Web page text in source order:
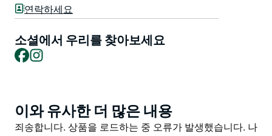
식재료를 엄선하여 다양한 기법과 풍미를 더해 조리합니
다. 사워도우 빵과 신선한 파스타는 직접 만들고 고기는
숯불에 구워냅니다. 아름다운 유서 깊은 환경에서 펼쳐지
는 특별한 현대 호주식 다이닝 경험은 뉴사우스웨일즈주
연락하세요
소셜에서 우리를 찾아보세요
Facebook
Product
List
이와 유사한 더 많은 내용
Product
죄송합니다. 상품을 로드하는 중 오류가 발생했습니다. 나